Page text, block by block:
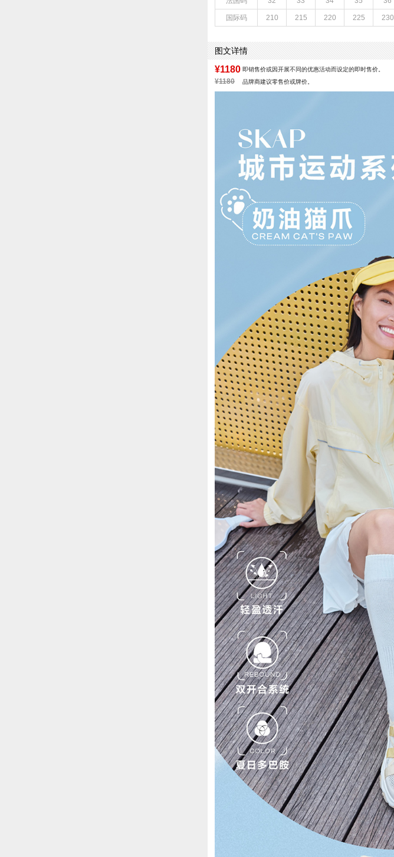
里料材质：布料
色系：杏色
闭合方式：系带
国际码 210 215 220 225 230
图文详情
¥1180 即销售价或因开展不同的优惠活动而设定的即时售价。
¥1180 品牌商建议零售价或牌价。